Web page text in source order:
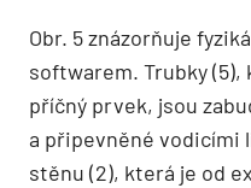
Obr. 5 znázorňuje
softwarem. Trubky
příčný prvek, jsou
a připevněné vodicími
stěnu (2), která je od